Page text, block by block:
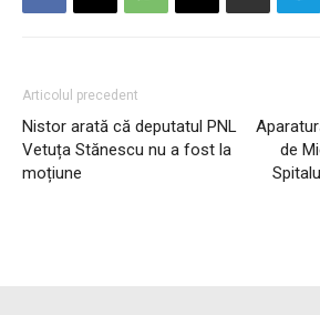
Articolul precedent
Nistor arată că deputatul PNL
Vetuța Stănescu nu a fost la
moțiune
de